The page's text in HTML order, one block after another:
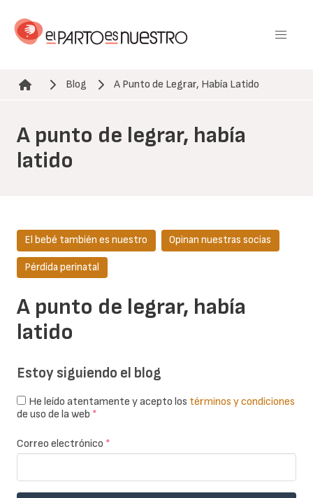
contenido
Ruta de navegación
Blog A Punto de Legrar, Había Latido
A punto de legrar, había
latido
A punto de legrar, había
latido
El bebé también es nuestro Opinan nuestras socias
Pérdida perinatal
Estoy siguiendo el blog
He leído atentamente y acepto los términos y condiciones
de uso de la web *
Correo electrónico *